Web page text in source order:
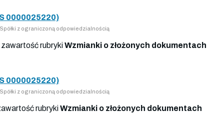
0000025220)
z ograniczoną odpowiedzialnością
zawartość rubrykiWzmianki o złożonych dokumentach
0000025220)
z ograniczoną odpowiedzialnością
rubrykiWzmianki o złożonych dokumentach